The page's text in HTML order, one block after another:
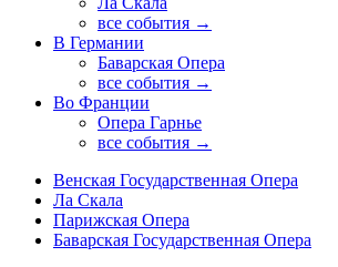
все события →
В Германии
Баварская Опера
все события →
Во Франции
Опера Гарнье
все события →
Венская Государственная Опера
Ла Скала
Парижская Опера
Баварская Государственная Опера